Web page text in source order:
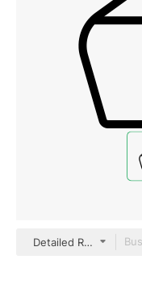
Detailed Rounded